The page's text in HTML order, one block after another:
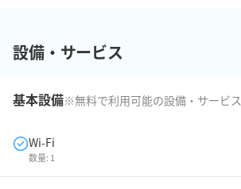
設備・サービス
基本設備※無料で利用可能の設備・サービス
Wi-Fi
数量: 1